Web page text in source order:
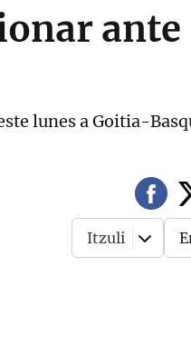
ante
lunes a Goitia-
Itzuli